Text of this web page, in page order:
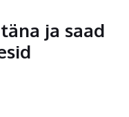
ja saad